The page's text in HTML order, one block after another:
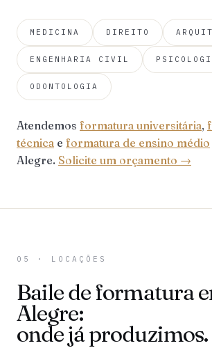
MEDICINA DIREITO
ENGENHARIA CIVIL
ODONTOLOGIA
Atendemos formatura universitária,
técnica e formatura de ensino médio
Alegre. Solicite um orçamento →
05 · LOCAÇÕES
Baile de formatura
Alegre:
onde já produzimos.